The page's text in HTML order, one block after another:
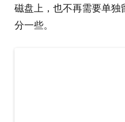
磁盘上，也不再需要单
分一些。